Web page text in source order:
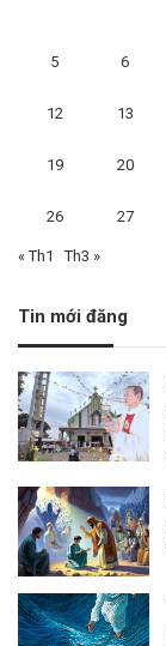
5 6
12 13
19 20
26 27
« Th1 Th3 »
Tin mới đăng